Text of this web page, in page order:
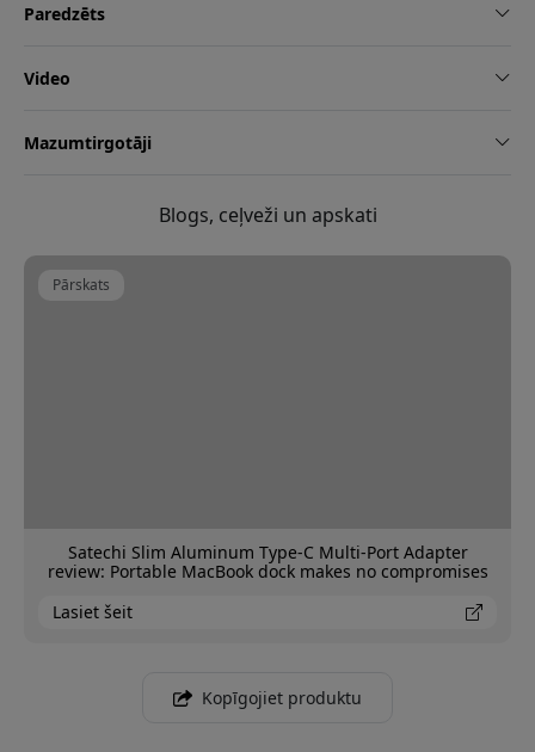
Paredzēts
Video
Mazumtirgotāji
Blogs, ceļveži un apskati
Pārskats
Satechi Slim Aluminum Type-C Multi-Port Adapter
review: Portable MacBook dock makes no compromises
Lasiet šeit
Kopīgojiet produktu